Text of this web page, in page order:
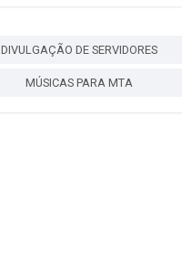
DIVULGAÇÃO DE SERVIDORES
MÚSICAS PARA MTA